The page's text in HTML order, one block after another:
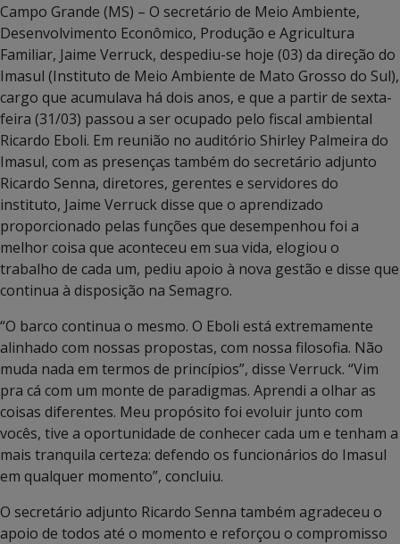
Campo Grande (MS) – O secretário de Meio Ambiente,
Desenvolvimento Econômico, Produção e Agricultura
Familiar, Jaime Verruck, despediu-se hoje (03) da direção do
Imasul (Instituto de Meio Ambiente de Mato Grosso do Sul),
cargo que acumulava há dois anos, e que a partir de sexta-
feira (31/03) passou a ser ocupado pelo fiscal ambiental
Ricardo Eboli. Em reunião no auditório Shirley Palmeira do
Imasul, com as presenças também do secretário adjunto
Ricardo Senna, diretores, gerentes e servidores do
instituto, Jaime Verruck disse que o aprendizado
proporcionado pelas funções que desempenhou foi a
melhor coisa que aconteceu em sua vida, elogiou o
trabalho de cada um, pediu apoio à nova gestão e disse que
continua à disposição na Semagro.
“O barco continua o mesmo. O Eboli está extremamente
alinhado com nossas propostas, com nossa filosofia. Não
muda nada em termos de princípios”, disse Verruck. “Vim
pra cá com um monte de paradigmas. Aprendi a olhar as
coisas diferentes. Meu propósito foi evoluir junto com
vocês, tive a oportunidade de conhecer cada um e tenham a
mais tranquila certeza: defendo os funcionários do Imasul
em qualquer momento”, concluiu.
O secretário adjunto Ricardo Senna também agradeceu o
apoio de todos até o momento e reforçou o compromisso